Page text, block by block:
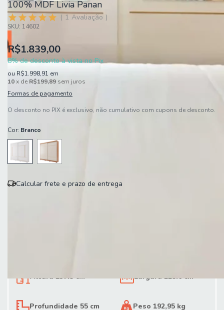
100% MDF Livia Panan
1 Avaliação
SKU: 14602
R$1.839,00
8% de desconto à vista no Pix
ou R$1.998,91 em
10x de R$199,89 sem juros
Formas de pagamento
O desconto no PIX é exclusivo, não cumulativo com cupons de desconto.
Cor: Branco
Calcular frete e prazo de entrega
Altura 237.5 cm Largura 229.6 cm
Profundidade 55 cm Peso 192,95 kg